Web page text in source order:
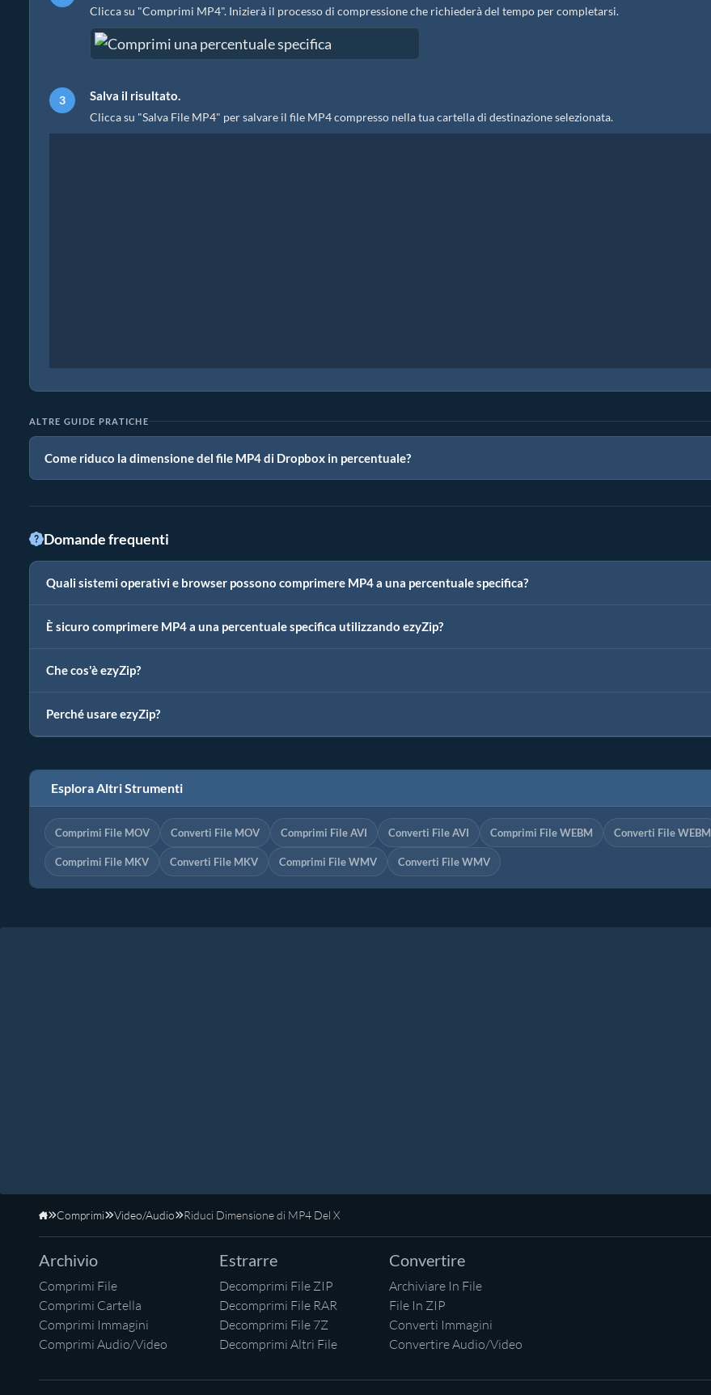
Clicca su "Comprimi MP4". Inizierà il processo di compressione che richiederà del tempo per completarsi.
Salva il risultato.
Clicca su "Salva File MP4" per salvare il file MP4 compresso nella tua cartella di destinazione selezionata.
ALTRE GUIDE PRATICHE
Come riduco la dimensione del file MP4 di Dropbox in percentuale?
Domande frequenti
Quali sistemi operativi e browser possono comprimere MP4 a una percentuale specifica?
È sicuro comprimere MP4 a una percentuale specifica utilizzando ezyZip?
Che cos'è ezyZip?
Perché usare ezyZip?
Esplora Altri Strumenti
Comprimi File MOV Converti File MOV Comprimi File AVI Converti File AVI Comprimi File WEBM Converti File WEBM
Comprimi File MKV Converti File MKV Comprimi File WMV Converti File WMV
Home
Comprimi Video/Audio Riduci Dimensione di MP4 Del X
Archivio
Comprimi File
Comprimi Cartella
Comprimi Immagini
Comprimi Audio/Video
Estrarre
Decomprimi File ZIP
Decomprimi File RAR
Decomprimi File 7Z
Decomprimi Altri File
Convertire
Archiviare In File
File In ZIP
Converti Immagini
Convertire Audio/Video